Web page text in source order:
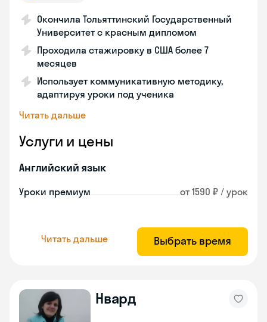
Окончила Тольяттинский Государственный
Университет с красным дипломом
Проходила стажировку в США более 7
месяцев
Использует коммуникативную методику,
адаптируя уроки под ученика
Читать дальше
Услуги и цены
Английский язык
Уроки премиум от 1590 ₽ / урок
Читать дальше Выбрать время
Нвард